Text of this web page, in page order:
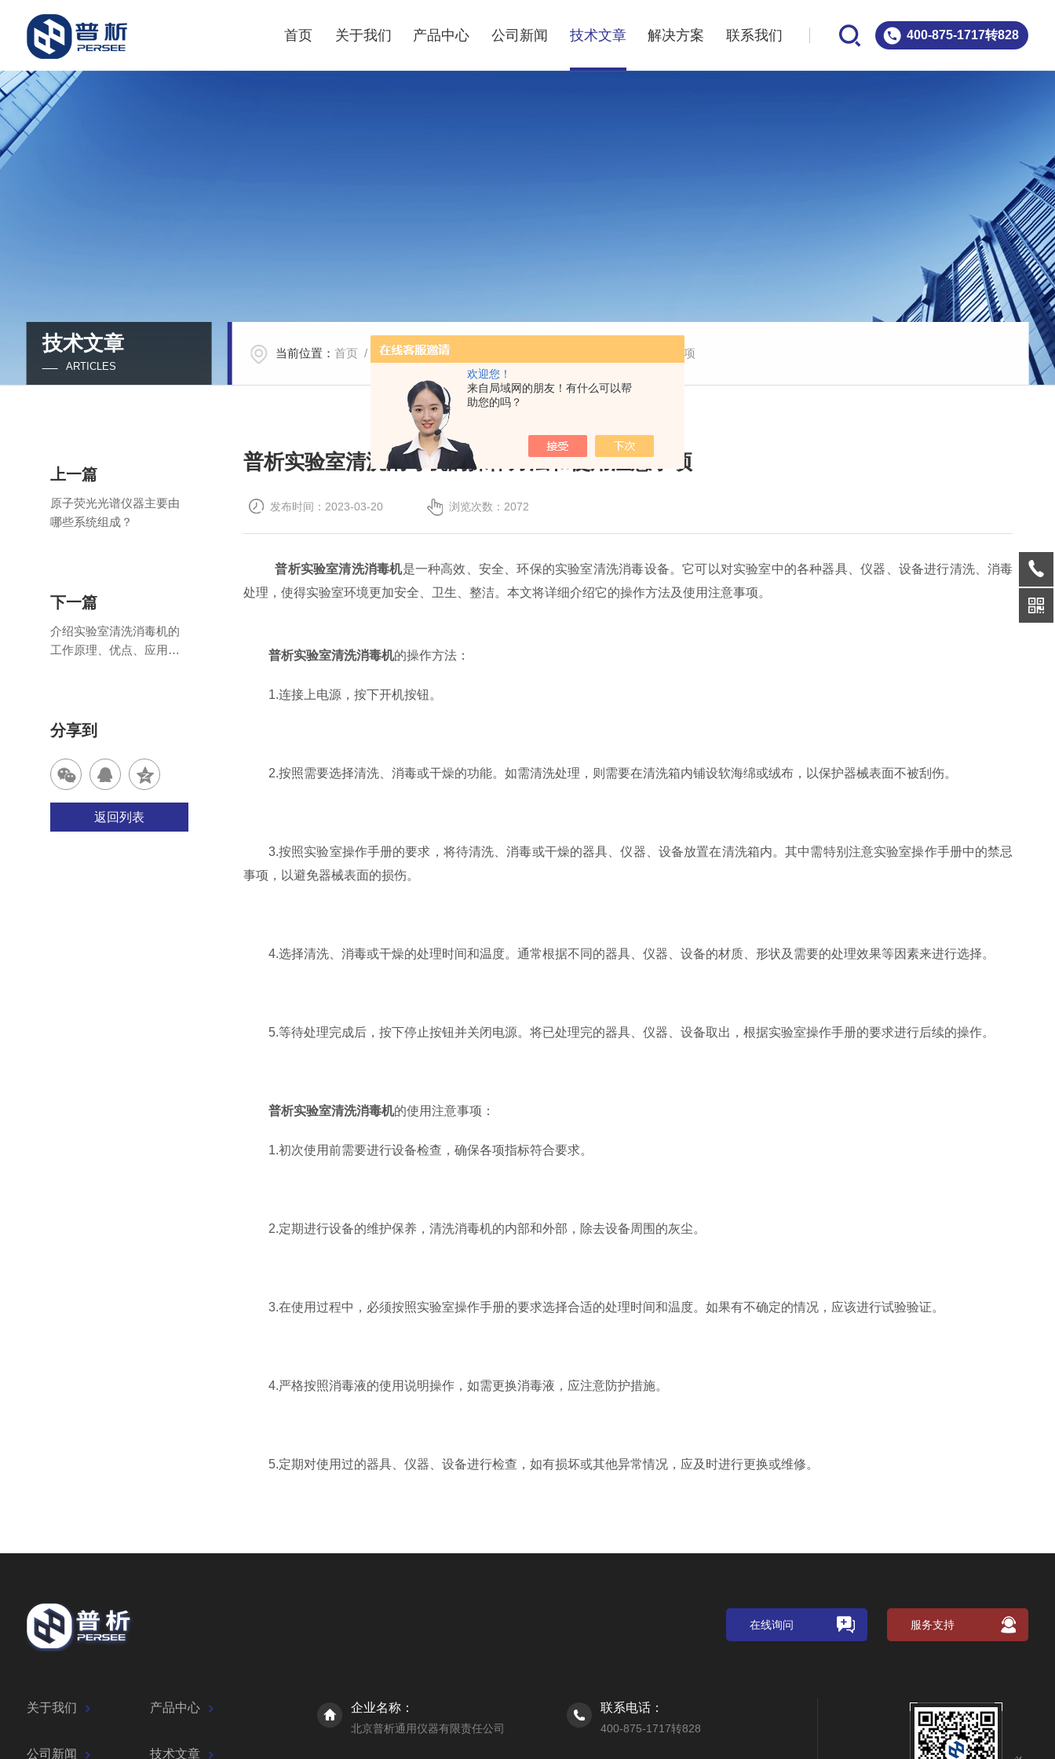
欢迎您！
来自局域网的朋友！有什么可以帮
助您的吗？
400-875-1717转828
首页 关于我们 产品中心 公司新闻 技术文章 解决方案 联系我们
技术文章
ARTICLES
当前位置： 首页 / 技术文章/ 普析实验室清洗消毒机的操作方法和使用注意事项
普析实验室清洗消毒机的操作方法和使用注意事项
发布时间：2023-03-20 浏览次数：2072
普析实验室清洗消毒机是一种高效、安全、环保的实验室清洗消毒设备。它可以对实验室中的各种器具、仪器、设备进行清洗、消毒
处理，使得实验室环境更加安全、卫生、整洁。本文将详细介绍它的操作方法及使用注意事项。
普析实验室清洗消毒机的操作方法：
1.连接上电源，按下开机按钮。
2.按照需要选择清洗、消毒或干燥的功能。如需清洗处理，则需要在清洗箱内铺设软海绵或绒布，以保护器械表面不被刮伤。
3.按照实验室操作手册的要求，将待清洗、消毒或干燥的器具、仪器、设备放置在清洗箱内。其中需特别注意实验室操作手册中的禁忌
事项，以避免器械表面的损伤。
4.选择清洗、消毒或干燥的处理时间和温度。通常根据不同的器具、仪器、设备的材质、形状及需要的处理效果等因素来进行选择。
5.等待处理完成后，按下停止按钮并关闭电源。将已处理完的器具、仪器、设备取出，根据实验室操作手册的要求进行后续的操作。
普析实验室清洗消毒机的使用注意事项：
1.初次使用前需要进行设备检查，确保各项指标符合要求。
2.定期进行设备的维护保养，清洗消毒机的内部和外部，除去设备周围的灰尘。
3.在使用过程中，必须按照实验室操作手册的要求选择合适的处理时间和温度。如果有不确定的情况，应该进行试验验证。
4.严格按照消毒液的使用说明操作，如需更换消毒液，应注意防护措施。
5.定期对使用过的器具、仪器、设备进行检查，如有损坏或其他异常情况，应及时进行更换或维修。
上一篇
原子荧光光谱仪器主要由
哪些系统组成？
下一篇
介绍实验室清洗消毒机的
工作原理、优点、应用场
分享到
返回列表
在线询问 服务支持
关于我们 产品中心
公司新闻 技术文章
企业名称：
北京普析通用仪器有限责任公司
联系电话：
400-875-1717转828